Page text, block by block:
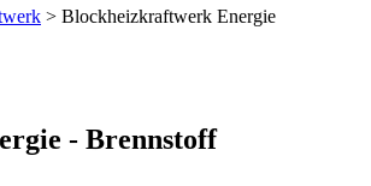
> Blockheizkraftwerk Energie
- Brennstoff